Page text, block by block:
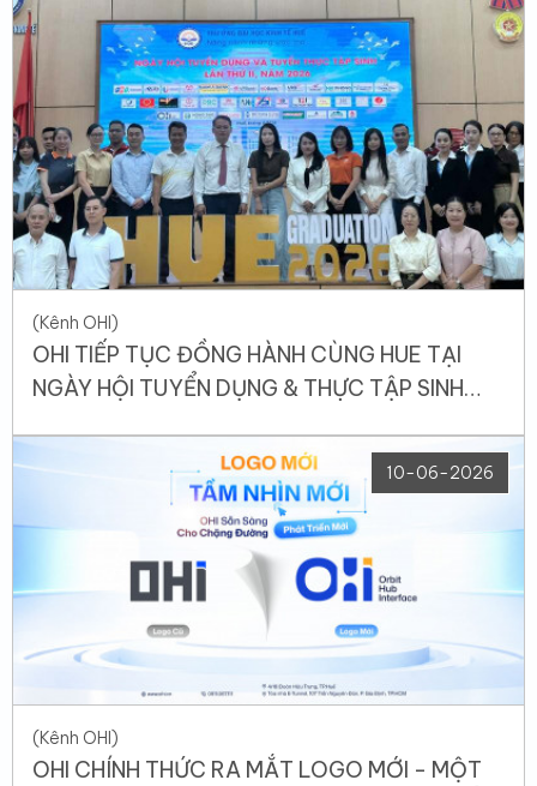
(Kênh OHI)
OHI TIẾP TỤC ĐỒNG HÀNH CÙNG HUE TẠI
NGÀY HỘI TUYỂN DỤNG & THỰC TẬP SINH
10-06-2026
(Kênh OHI)
OHI CHÍNH THỨC RA MẮT LOGO MỚI - MỘT